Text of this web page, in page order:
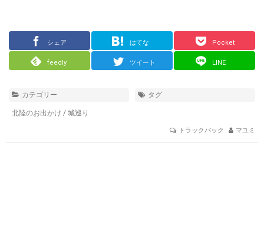
シェア はてな Pocket
feedly ツイート LINE
カテゴリー
北陸のお出かけ / 城巡り
タグ
トラックバック マユミ